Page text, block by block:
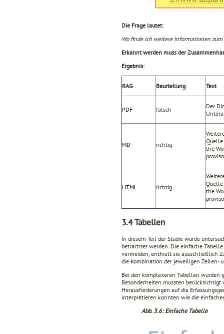
Die Frage lautet:
Wo finde ich weitere Informationen
Erkannt werden muss der
Ergebnis:
RAG Beurteilung Text
PDF falsch
Der
MD richtig
Quelle
the
HTML richtig
Quelle
the
3.4Tabellen
In diesem Teil der Studie wurde
betrachtet werden. Die einfache
vermeiden, enthielt sie ausschließlich
die Kombination der jeweiligen Zeilen-
Bei den komplexeren Tabellen wurden
Besonderheiten mussten
Herausforderungen auf die
interpretieren konnten wie die
Abb. 3.6: Einfache Tabelle